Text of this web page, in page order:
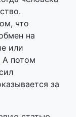
за
статью
увидим,
из
по факту? А